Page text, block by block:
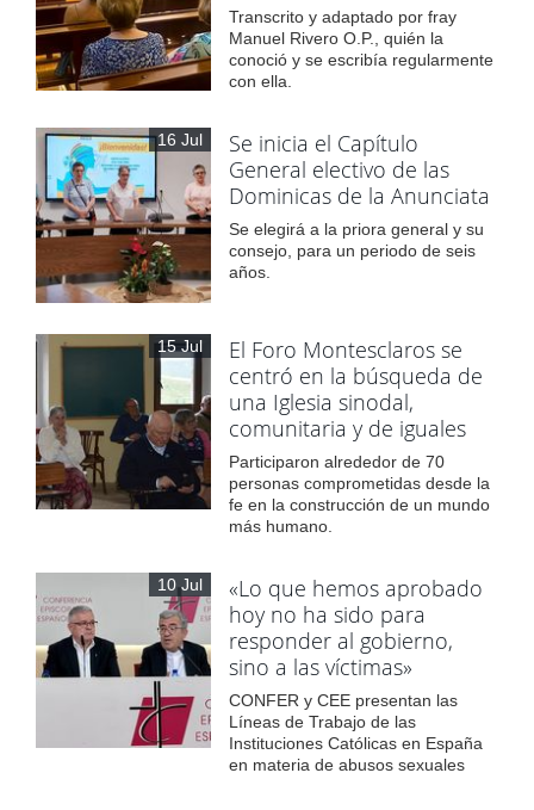
Transcrito y adaptado por fray
Manuel Rivero O.P., quién la
conoció y se escribía regularmente
con ella.
16 Jul
Se inicia el Capítulo
General electivo de las
Dominicas de la Anunciata
Se elegirá a la priora general y su
consejo, para un periodo de seis
años.
15 Jul
El Foro Montesclaros se
centró en la búsqueda de
una Iglesia sinodal,
comunitaria y de iguales
Participaron alrededor de 70
personas comprometidas desde la
fe en la construcción de un mundo
más humano.
10 Jul
«Lo que hemos aprobado
hoy no ha sido para
responder al gobierno,
sino a las víctimas»
CONFER y CEE presentan las
Líneas de Trabajo de las
Instituciones Católicas en España
en materia de abusos sexuales